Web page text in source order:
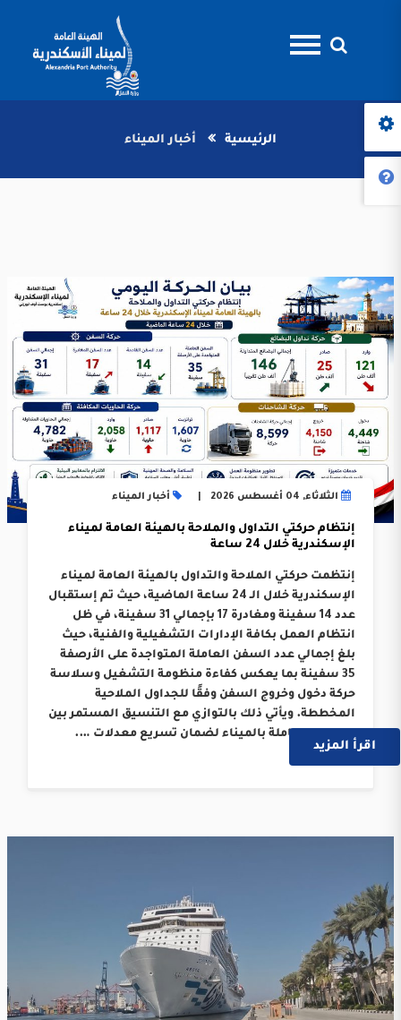
الرئيسية أخبار الميناء
الثلاثاء, 04 أغسطس 2026 أخبار الميناء
إنتظام حركتي التداول والملاحة بالهيئة العامة لميناء
الإسكندرية خلال 24 ساعة
إنتظمت حركتي الملاحة والتداول بالهيئة العامة لميناء
الإسكندرية خلال الـ 24 ساعة الماضية، حيث تم إستقبال
عدد 14 سفينة ومغادرة 17 بإجمالي 31 سفينة، في ظل
انتظام العمل بكافة الإدارات التشغيلية والفنية، حيث
بلغ إجمالي عدد السفن العاملة المتواجدة على الأرصفة
35 سفينة بما يعكس كفاءة منظومة التشغيل وسلاسة
حركة دخول وخروج السفن وفقًا للجداول الملاحية
المخططة. ويأتي ذلك بالتوازي مع التنسيق المستمر بين
الجهات العاملة بالميناء لضمان تسريع معدلات ….
اقرأ المزيد